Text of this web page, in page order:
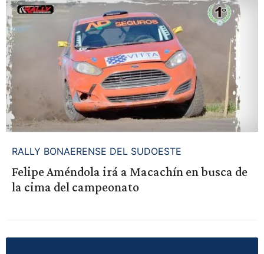
RALLY BONAERENSE DEL SUDOESTE
Felipe Améndola irá a Macachín en busca de
la cima del campeonato